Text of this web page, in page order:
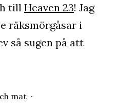
till Heaven 23! Jag
räksmörgåsar i
så sugen på att
mat